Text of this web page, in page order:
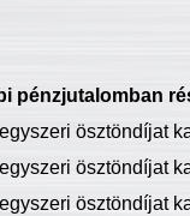
pénzjutalomban
ösztöndíjat
ösztöndíjat
ösztöndíjat